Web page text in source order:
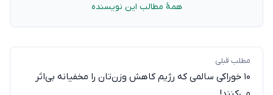
همهٔ مطالب این نویسنده
مطلب قبلی
۱۰ خوراکی سالمی که رژیم کاهش وزن‌تان را مخفیانه بی‌اثر